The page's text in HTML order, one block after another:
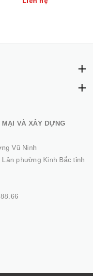
VÀ XÂY DỰNG
Vũ Ninh
phường Kinh Bắc tỉnh